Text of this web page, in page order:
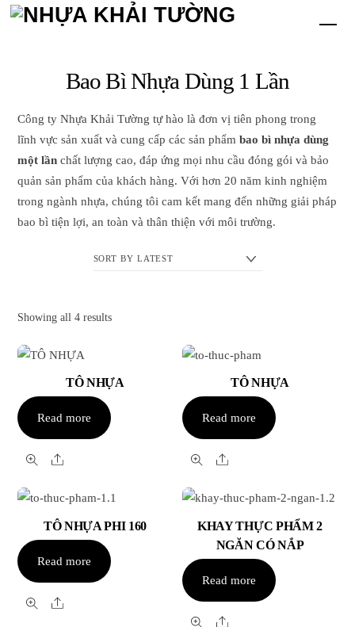
Skip
Bao Bì Nhựa Dùng 1 Lần
Công ty Nhựa Khải Tường tự hào là đơn vị tiên phong trong
lĩnh vực sản xuất và cung cấp các sản phẩm bao bì nhựa dùng
một lần chất lượng cao, đáp ứng mọi nhu cầu đóng gói và bảo
quản sản phẩm của khách hàng. Với hơn 20 năm kinh nghiệm
trong ngành nhựa, chúng tôi cam kết mang đến những giải pháp
bao bì tiện lợi, an toàn và thân thiện với môi trường.
Showing all 4 resultsSorted
TÔ NHỰA
Read more
Share
TÔ NHỰA
Read more
Share
TÔ NHỰA PHI 160
Read more
Share
KHAY THỰC PHẨM 2
NGĂN CÓ NẮP
Read more
Share